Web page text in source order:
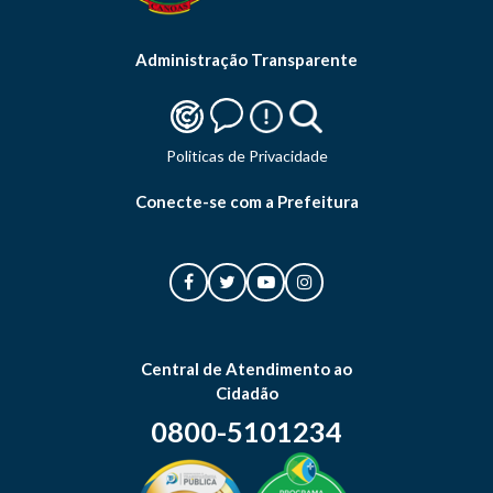
Administração Transparente
Politicas de Privacidade
Conecte-se com a Prefeitura
Central de Atendimento ao
Cidadão
0800-5101234